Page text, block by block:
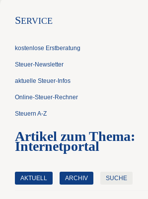
SERVICE
kostenlose Erstberatung
Steuer-Newsletter
aktuelle Steuer-Infos
Online-Steuer-Rechner
Steuern A-Z
Artikel zum Thema:
Internetportal
AKTUELL ARCHIV SUCHE